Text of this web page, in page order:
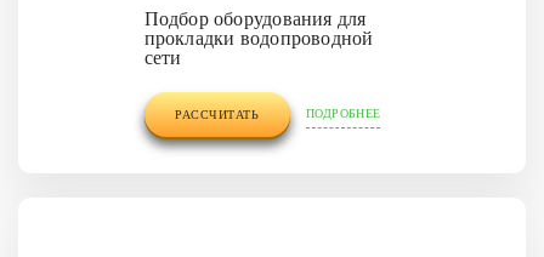
Подбор оборудования для
прокладки водопроводной
сети
РАССЧИТАТЬ ПОДРОБНЕЕ